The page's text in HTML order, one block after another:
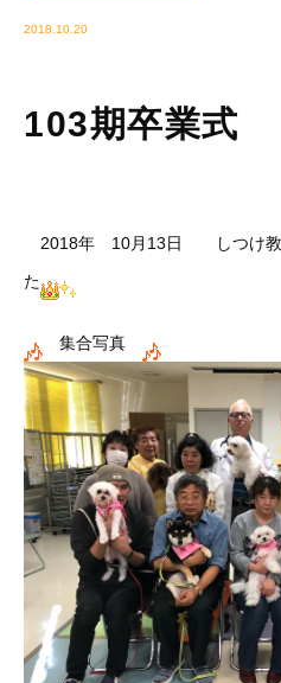
2018.10.20
103期卒業式
2018年 10月13日 しつけ教
た
集合写真